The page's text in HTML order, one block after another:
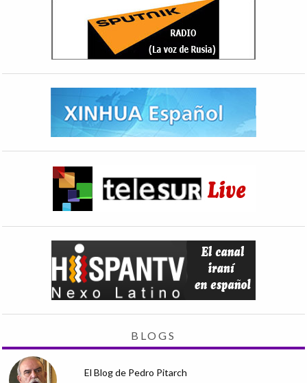
BLOGS
El Blog de Pedro Pitarch